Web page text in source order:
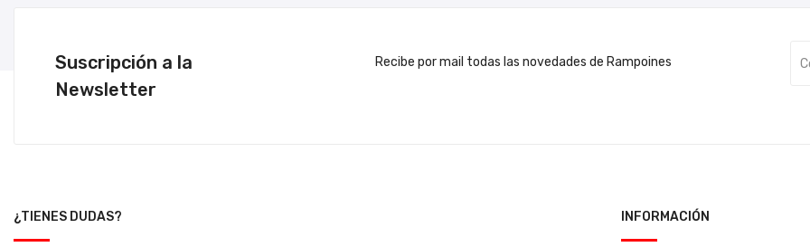
Suscripción a la
Newsletter
Recibe por mail todas las novedades de Rampoines
¿TIENES DUDAS? INFORMACIÓN